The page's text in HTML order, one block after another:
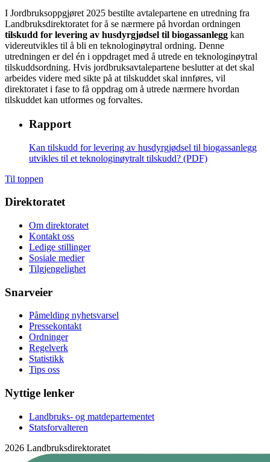
I Jordbruksoppgjøret 2025 bestilte avtalepartene en utredning fra
Landbruksdirektoratet for å se nærmere på hvordan ordningen
tilskudd for levering av husdyrgjødsel til biogassanlegg kan
videreutvikles til å bli en teknologinøytral ordning. Denne
utredningen er del én i oppdraget med å utrede en teknologinøytral
tilskuddsordning. Hvis jordbruksavtalepartene beslutter at det skal
arbeides videre med sikte på at tilskuddet skal innføres, vil
direktoratet i fase to få oppdrag om å utrede nærmere hvordan
tilskuddet kan utformes og forvaltes.
Rapport
Kan tilskudd for levering av husdyrgjødsel til biogassanlegg
utvikles til et teknologinøytralt tilskudd? (PDF)
Til toppen
Direktoratet
Om direktoratet
Kontakt oss
Ledige stillinger
Sosiale medier
Tilgjengelighet
Snarveier
Påmelding nyhetsvarsel
Pressekontakt
Ordninger
Regelverk
Statistikk
Tips oss
Nyttige lenker
Landbruks- og matdepartementet
Statsforvalteren
2026 Landbruksdirektoratet